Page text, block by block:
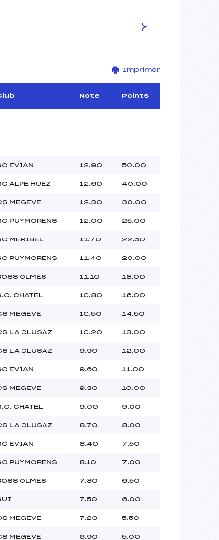
–
–
Imprimer
Note Points
EVIAN 12.90 50.00
ALPE HUEZ 12.60 40.00
MEGEVE 12.30 30.00
PUYMORENS 12.00 25.00
MERIBEL 11.70 22.50
PUYMORENS 11.40 20.00
OLMES 11.10 18.00
CHATEL 10.80 16.00
MEGEVE 10.50 14.50
LA CLUSAZ 10.20 13.00
LA CLUSAZ 9.90 12.00
EVIAN 9.60 11.00
MEGEVE 9.30 10.00
CHATEL 9.00 9.00
LA CLUSAZ 8.70 8.00
EVIAN 8.40 7.50
PUYMORENS 8.10 7.00
OLMES 7.80 6.50
7.50 6.00
MEGEVE 7.20 5.50
MEGEVE 6.90 5.00